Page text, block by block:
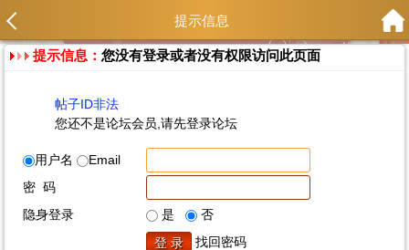
提示信息
提示信息：您没有登录或者没有权限访问此页面
帖子ID非法
您还不是论坛会员,请先登录论坛
用户名
Email
密 码
隐身登录
是
否
找回密码